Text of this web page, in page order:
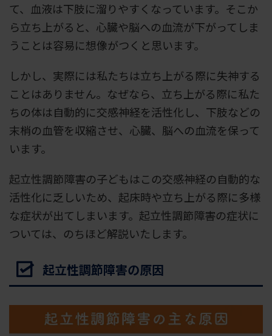
て、血液は下肢に溜りやすくなっています。そこか
ら立ち上がると、心臓や脳への血流が下がってしま
うことは容易に想像がつくと思います。
しかし、実際には私たちは立ち上がる際に失神する
ことはありません。なぜなら、立ち上がる際に私た
ちの体は自動的に交感神経を活性化し、下肢などの
末梢の血管を収縮させ、心臓、脳への血流を保って
います。
起立性調節障害の子どもはこの交感神経の自動的な
活性化に乏しいため、起床時や立ち上がる際に多様
な症状が出てしまいます。起立性調節障害の症状に
ついては、のちほど解説いたします。
起立性調節障害の原因